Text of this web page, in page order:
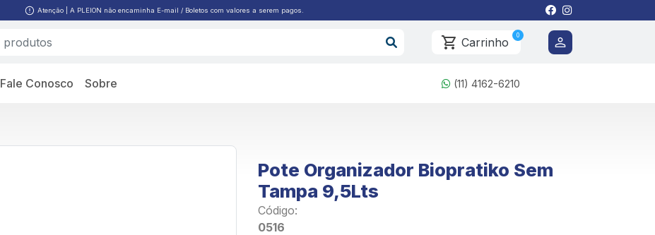
Atenção | A PLEION não encaminha E-mail / Boletos com valores a serem pagos.
Carrinho 0
Fale Conosco Sobre (11) 4162-6210
Pote Organizador Biopratiko Sem
Tampa 9,5Lts
Código:
0516